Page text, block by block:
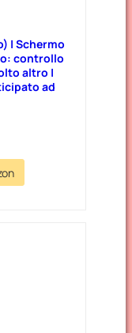
| Schermo
controllo
altro |
ad